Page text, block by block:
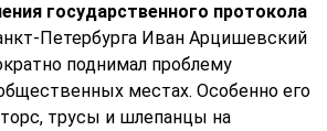
государственного протокола
Петербурга Иван Арцишевский
поднимал проблему
местах. Особенно его
трусы и шлепанцы на